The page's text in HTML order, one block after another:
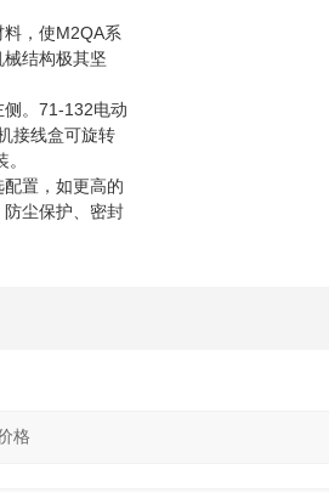
，使M2QA系
结构极其坚
。71-132电动
接线盒可旋转
置，如更高的
尘保护、密封